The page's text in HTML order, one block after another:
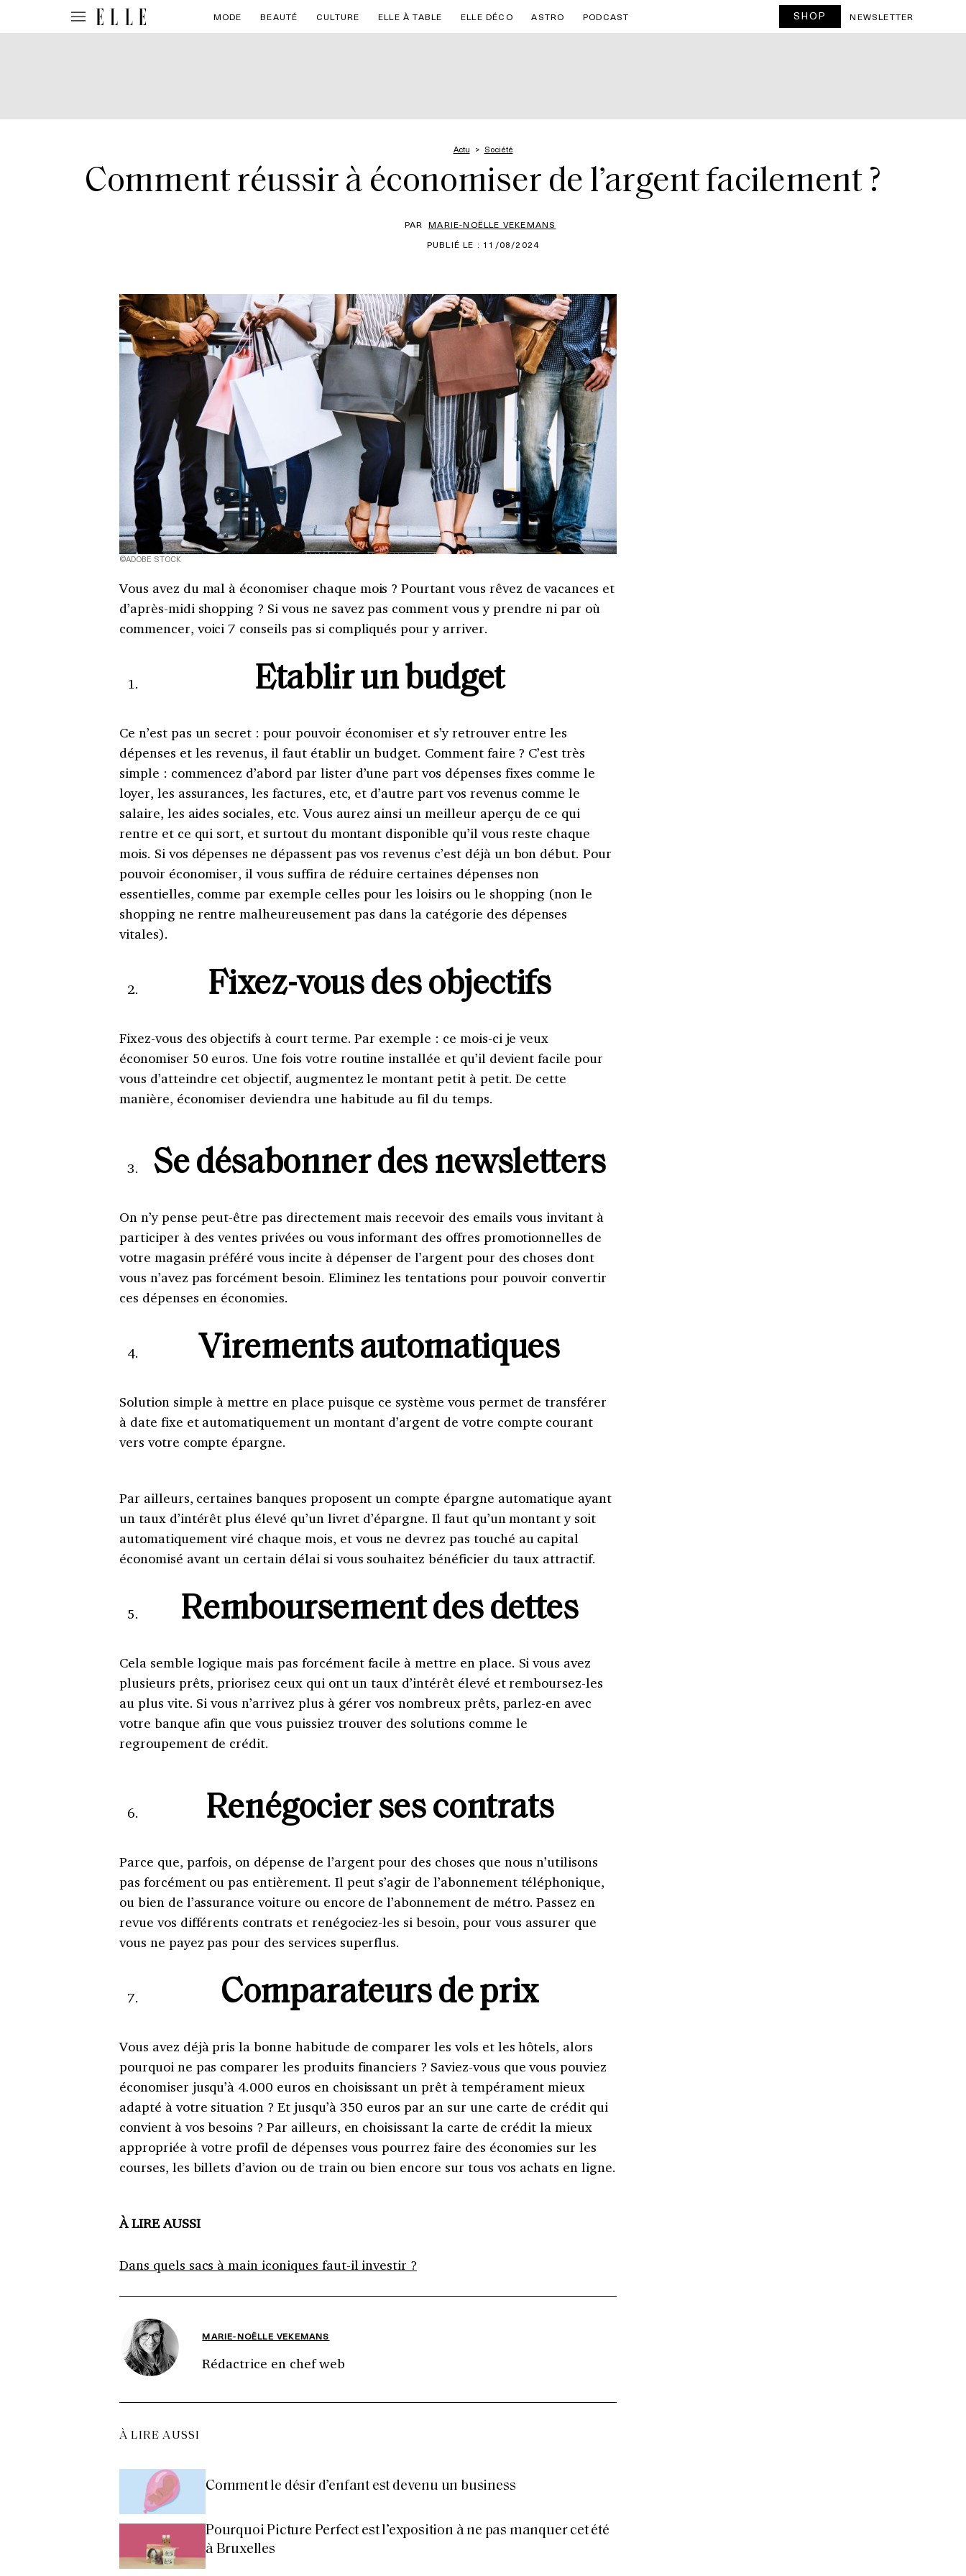
MODE BEAUTÉ CULTURE ELLE À TABLE ELLE DÉCO ASTRO PODCAST SHOP NEWSLETTER
Actu Société
Comment réussir à économiser de l’argent facilement ?
PAR MARIE-NOËLLE VEKEMANS
PUBLIÉ LE : 11/08/2024
©ADOBE STOCK
Vous avez du mal à économiser chaque mois ? Pourtant vous rêvez de vacances et
d’après-midi shopping ? Si vous ne savez pas comment vous y prendre ni par où
commencer, voici 7 conseils pas si compliqués pour y arriver.
Etablir un budget
Ce n’est pas un secret : pour pouvoir économiser et s’y retrouver entre les
dépenses et les revenus, il faut établir un budget. Comment faire ? C’est très
simple : commencez d’abord par lister d’une part vos dépenses fixes comme le
loyer, les assurances, les factures, etc, et d’autre part vos revenus comme le
salaire, les aides sociales, etc. Vous aurez ainsi un meilleur aperçu de ce qui
rentre et ce qui sort, et surtout du montant disponible qu’il vous reste chaque
mois. Si vos dépenses ne dépassent pas vos revenus c’est déjà un bon début. Pour
pouvoir économiser, il vous suffira de réduire certaines dépenses non
essentielles, comme par exemple celles pour les loisirs ou le shopping (non le
shopping ne rentre malheureusement pas dans la catégorie des dépenses
vitales).
Fixez-vous des objectifs
Fixez-vous des objectifs à court terme. Par exemple : ce mois-ci je veux
économiser 50 euros. Une fois votre routine installée et qu’il devient facile pour
vous d’atteindre cet objectif, augmentez le montant petit à petit. De cette
manière, économiser deviendra une habitude au fil du temps.
Se désabonner des newsletters
On n’y pense peut-être pas directement mais recevoir des emails vous invitant à
participer à des ventes privées ou vous informant des offres promotionnelles de
votre magasin préféré vous incite à dépenser de l’argent pour des choses dont
vous n’avez pas forcément besoin. Eliminez les tentations pour pouvoir convertir
ces dépenses en économies.
Virements automatiques
Solution simple à mettre en place puisque ce système vous permet de transférer
à date fixe et automatiquement un montant d’argent de votre compte courant
vers votre compte épargne.
Par ailleurs, certaines banques proposent un compte épargne automatique ayant
un taux d’intérêt plus élevé qu’un livret d’épargne. Il faut qu’un montant y soit
automatiquement viré chaque mois, et vous ne devrez pas touché au capital
économisé avant un certain délai si vous souhaitez bénéficier du taux attractif.
Remboursement des dettes
Cela semble logique mais pas forcément facile à mettre en place. Si vous avez
plusieurs prêts, priorisez ceux qui ont un taux d’intérêt élevé et remboursez-les
au plus vite. Si vous n’arrivez plus à gérer vos nombreux prêts, parlez-en avec
votre banque afin que vous puissiez trouver des solutions comme le
regroupement de crédit.
Renégocier ses contrats
Parce que, parfois, on dépense de l’argent pour des choses que nous n’utilisons
pas forcément ou pas entièrement. Il peut s’agir de l’abonnement téléphonique,
ou bien de l’assurance voiture ou encore de l’abonnement de métro. Passez en
revue vos différents contrats et renégociez-les si besoin, pour vous assurer que
vous ne payez pas pour des services superflus.
Comparateurs de prix
Vous avez déjà pris la bonne habitude de comparer les vols et les hôtels, alors
pourquoi ne pas comparer les produits financiers ? Saviez-vous que vous pouviez
économiser jusqu’à 4.000 euros en choisissant un prêt à tempérament mieux
adapté à votre situation ? Et jusqu’à 350 euros par an sur une carte de crédit qui
convient à vos besoins ? Par ailleurs, en choisissant la carte de crédit la mieux
appropriée à votre profil de dépenses vous pourrez faire des économies sur les
courses, les billets d’avion ou de train ou bien encore sur tous vos achats en ligne.
À LIRE AUSSI
Dans quels sacs à main iconiques faut-il investir ?
MARIE-NOËLLE VEKEMANS
Rédactrice en chef web
À LIRE AUSSI
Comment le désir d’enfant est devenu un business
Pourquoi Picture Perfect est l’exposition à ne pas manquer cet été
à Bruxelles